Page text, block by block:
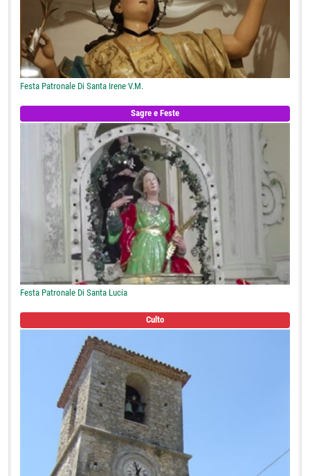
Festa Patronale Di Santa Irene V.M.
Sagre e Feste
Festa Patronale Di Santa Lucia
Culto